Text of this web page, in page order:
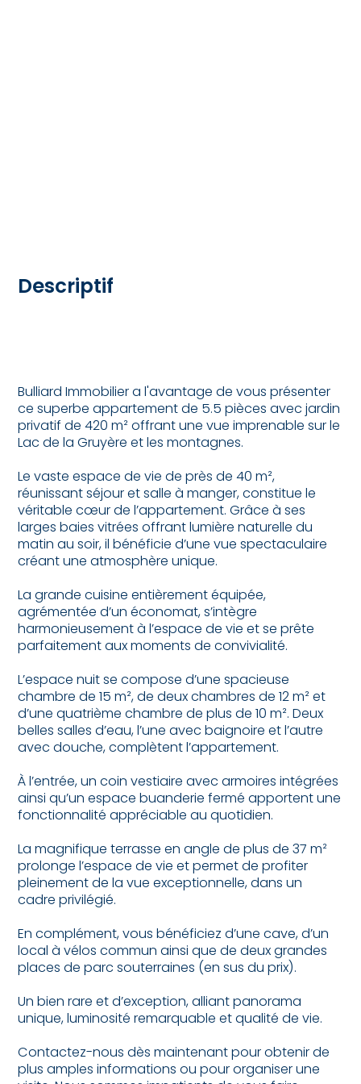
Descriptif
Bulliard Immobilier a l'avantage de vous présenter
ce superbe appartement de 5.5 pièces avec jardin
privatif de 420 m² offrant une vue imprenable sur le
Lac de la Gruyère et les montagnes.
Le vaste espace de vie de près de 40 m²,
réunissant séjour et salle à manger, constitue le
véritable cœur de l’appartement. Grâce à ses
larges baies vitrées offrant lumière naturelle du
matin au soir, il bénéficie d’une vue spectaculaire
créant une atmosphère unique.
La grande cuisine entièrement équipée,
agrémentée d’un économat, s’intègre
harmonieusement à l’espace de vie et se prête
parfaitement aux moments de convivialité.
L’espace nuit se compose d’une spacieuse
chambre de 15 m², de deux chambres de 12 m² et
d’une quatrième chambre de plus de 10 m². Deux
belles salles d’eau, l’une avec baignoire et l’autre
avec douche, complètent l’appartement.
À l’entrée, un coin vestiaire avec armoires intégrées
ainsi qu’un espace buanderie fermé apportent une
fonctionnalité appréciable au quotidien.
La magnifique terrasse en angle de plus de 37 m²
prolonge l’espace de vie et permet de profiter
pleinement de la vue exceptionnelle, dans un
cadre privilégié.
En complément, vous bénéficiez d’une cave, d’un
local à vélos commun ainsi que de deux grandes
places de parc souterraines (en sus du prix).
Un bien rare et d’exception, alliant panorama
unique, luminosité remarquable et qualité de vie.
Contactez-nous dès maintenant pour obtenir de
plus amples informations ou pour organiser une